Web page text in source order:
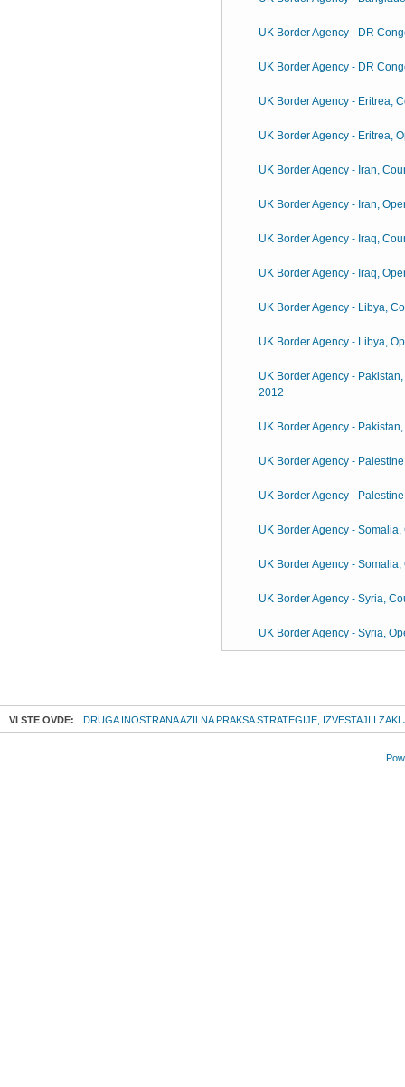
UK Border Agency - DR
UK Border Agency - DR
UK Border Agency - Eritrea,
UK Border Agency - Eritrea,
UK Border Agency - Iran,
UK Border Agency - Iran,
UK Border Agency - Iraq,
UK Border Agency - Iraq,
UK Border Agency - Libya,
UK Border Agency - Libya,
UK Border Agency -
2012
UK Border Agency -
UK Border Agency -
UK Border Agency -
UK Border Agency -
UK Border Agency -
UK Border Agency - Syria,
UK Border Agency - Syria,
VI STE OVDE: DRUGA INOSTRANA AZILNA PRAKSA STRATEGIJE, IZVESTAJI I